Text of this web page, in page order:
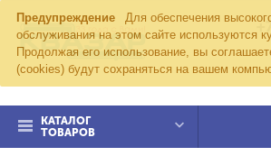
Предупреждение
Для обеспечения
обслуживания на этом сайте используются
Продолжая его использование, вы
(cookies) будут сохраняться на вашем
КАТАЛОГ
ТОВАРОВ